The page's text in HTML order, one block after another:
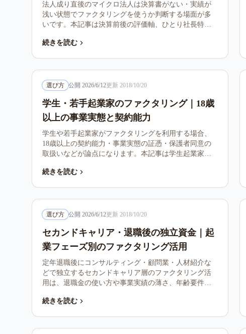
法人成り直後のマイクロ法人は決算書がない・実績が
浅い状態でファクタリングを使うか判断する場面が多
いです。本記事は決算前後の評価軸、ひとり社長特有
整理します。
続きを読む
選び方 公開 2026/6/12更新 2018/10/20
学生・若手起業家のファクタリング｜18歳
以上の事業実態と契約能力
学生や若手起業家がファクタリングを利用する場合、
18歳以上の契約能力・事業実態の証憑・保護者同意の
取扱いなどが論点になります。本記事は学生起業家の
続きを読む
選び方 公開 2026/6/12更新 2018/10/20
セカンドキャリア・退職後の独立資金｜起
業フェーズ別のファクタリング活用
定年退職後にコンサルティング・顧問業・人材紹介な
どで独立するセカンドキャリア層のファクタリング活
用は、退職金の使い方や事業実績の薄さ、年齢要件な
法を整理します。
続きを読む